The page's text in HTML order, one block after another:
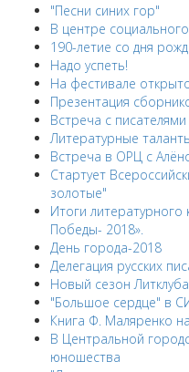
"Песни синих гор"
В центре
190-летие со дня
Надо успеть!
На фестивале
Презентация
Встреча с
Литературные
Встреча в ОРЦ с
Cтартует
золотые"
Итоги литературного
Победы- 2018».
День города-2018
Делегация русских
Новый сезон
"Большое сердце" в
Книга Ф. Маляренко
В Центральной
юношества